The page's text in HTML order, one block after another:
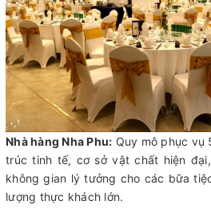
Nhà hàng Nha Phu: Quy mô phục vụ
trúc tinh tế, cơ sở vật chất hiện
không gian lý tưởng cho các bữa
lượng thực khách lớn.